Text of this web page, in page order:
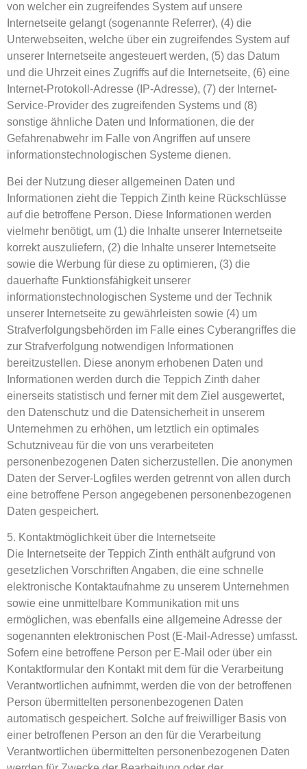
von welcher ein zugreifendes System auf unsere
Internetseite gelangt (sogenannte Referrer), (4) die
Unterwebseiten, welche über ein zugreifendes System auf
unserer Internetseite angesteuert werden, (5) das Datum
und die Uhrzeit eines Zugriffs auf die Internetseite, (6) eine
Internet-Protokoll-Adresse (IP-Adresse), (7) der Internet-
Service-Provider des zugreifenden Systems und (8)
sonstige ähnliche Daten und Informationen, die der
Gefahrenabwehr im Falle von Angriffen auf unsere
informationstechnologischen Systeme dienen.
Bei der Nutzung dieser allgemeinen Daten und
Informationen zieht die Teppich Zinth keine Rückschlüsse
auf die betroffene Person. Diese Informationen werden
vielmehr benötigt, um (1) die Inhalte unserer Internetseite
korrekt auszuliefern, (2) die Inhalte unserer Internetseite
sowie die Werbung für diese zu optimieren, (3) die
dauerhafte Funktionsfähigkeit unserer
informationstechnologischen Systeme und der Technik
unserer Internetseite zu gewährleisten sowie (4) um
Strafverfolgungsbehörden im Falle eines Cyberangriffes die
zur Strafverfolgung notwendigen Informationen
bereitzustellen. Diese anonym erhobenen Daten und
Informationen werden durch die Teppich Zinth daher
einerseits statistisch und ferner mit dem Ziel ausgewertet,
den Datenschutz und die Datensicherheit in unserem
Unternehmen zu erhöhen, um letztlich ein optimales
Schutzniveau für die von uns verarbeiteten
personenbezogenen Daten sicherzustellen. Die anonymen
Daten der Server-Logfiles werden getrennt von allen durch
eine betroffene Person angegebenen personenbezogenen
Daten gespeichert.
5. Kontaktmöglichkeit über die Internetseite
Die Internetseite der Teppich Zinth enthält aufgrund von
gesetzlichen Vorschriften Angaben, die eine schnelle
elektronische Kontaktaufnahme zu unserem Unternehmen
sowie eine unmittelbare Kommunikation mit uns
ermöglichen, was ebenfalls eine allgemeine Adresse der
sogenannten elektronischen Post (E-Mail-Adresse) umfasst.
Sofern eine betroffene Person per E-Mail oder über ein
Kontaktformular den Kontakt mit dem für die Verarbeitung
Verantwortlichen aufnimmt, werden die von der betroffenen
Person übermittelten personenbezogenen Daten
automatisch gespeichert. Solche auf freiwilliger Basis von
einer betroffenen Person an den für die Verarbeitung
Verantwortlichen übermittelten personenbezogenen Daten